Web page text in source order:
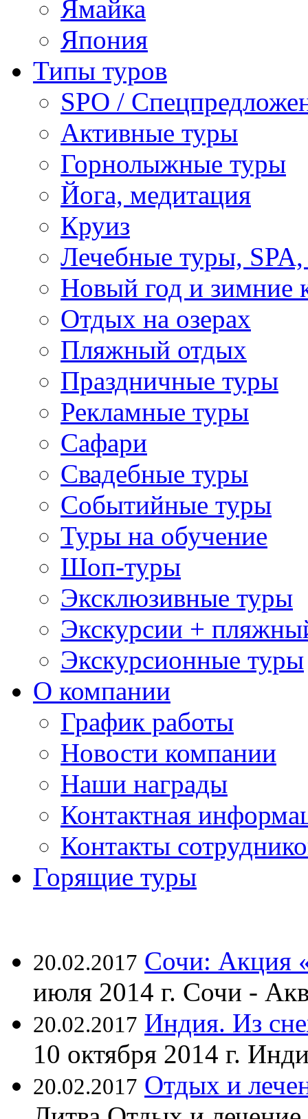
Ямайка
Япония
Типы туров
SPO /
Активные туры
Горнолыжные туры
Йога, медитация
Круиз
Лечебные туры, SPA,
Новый год и зимние
Отдых на озерах
Пляжный отдых
Праздничные туры
Рекламные туры
Сафари
Свадебные туры
Событийные туры
Туры на обучение
Шоп-туры
Эксклюзивные туры
Экскурсии +
Экскурсионные туры
О компании
График работы
Новости компании
Наши награды
Контактная
Контакты
Горящие туры
20.02.2017 Сочи: Акция
июля 2014 г. Сочи -
20.02.2017 Индия. Из
10 октября 2014 г.
20.02.2017 Отдых и